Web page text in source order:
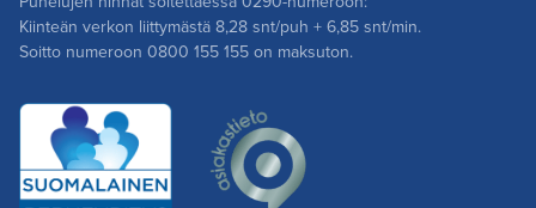
Kiinteän verkon liittymästä 8,28 snt/puh + 6,85 snt/min.
Soitto numeroon 0800 155 155on maksuton.